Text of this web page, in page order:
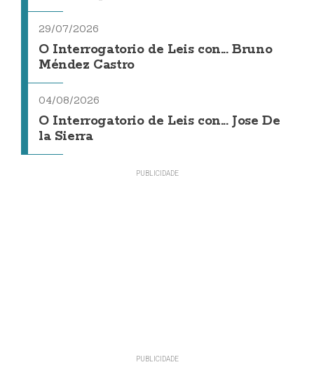
29/07/2026
O Interrogatorio de Leis con... Bruno
Méndez Castro
04/08/2026
O Interrogatorio de Leis con... Jose De
la Sierra